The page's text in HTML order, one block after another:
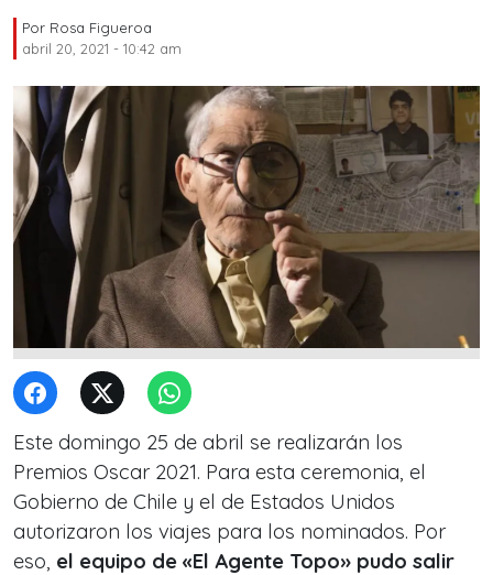
Por Rosa Figueroa
abril 20, 2021 - 10:42 am
Este domingo 25 de abril se realizarán los
Premios Oscar 2021. Para esta ceremonia, el
Gobierno de Chile y el de Estados Unidos
autorizaron los viajes para los nominados. Por
eso, el equipo de «El Agente Topo» pudo salir